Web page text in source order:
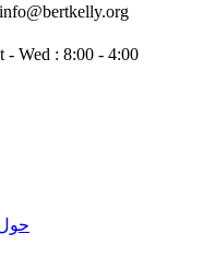
info@bertkelly.org
- Wed : 8:00 - 4:00
حول